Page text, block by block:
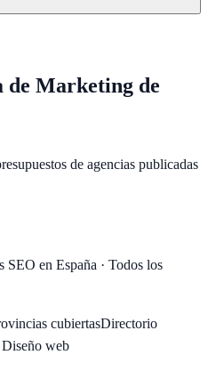
de Marketing de
de agencias publicadas
SEO en España · Todos los
cubiertasDirectorio
Diseño web